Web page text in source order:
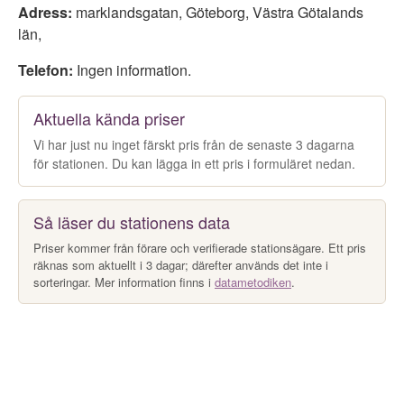
Adress: marklandsgatan, Göteborg, Västra Götalands
län,
Telefon: Ingen information.
Aktuella kända priser
Vi har just nu inget färskt pris från de senaste 3 dagarna
för stationen. Du kan lägga in ett pris i formuläret nedan.
Så läser du stationens data
Priser kommer från förare och verifierade stationsägare. Ett pris
räknas som aktuellt i 3 dagar; därefter används det inte i
sorteringar. Mer information finns i datametodiken.